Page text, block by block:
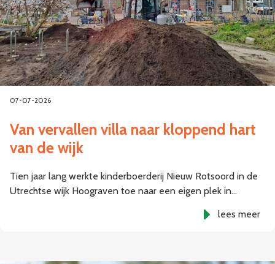
07-07-2026
Van vervallen villa naar kloppend hart
van de wijk
Tien jaar lang werkte kinderboerderij Nieuw Rotsoord in de
Utrechtse wijk Hoograven toe naar een eigen plek in…
lees meer